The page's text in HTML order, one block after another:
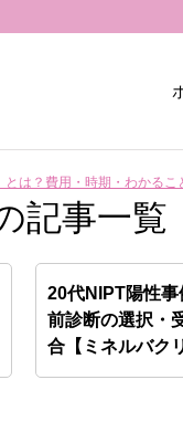
とは？費用・時期・わかる
記事一覧
20代NIPT陽性事
前診断の選択・
合【ミネルバク